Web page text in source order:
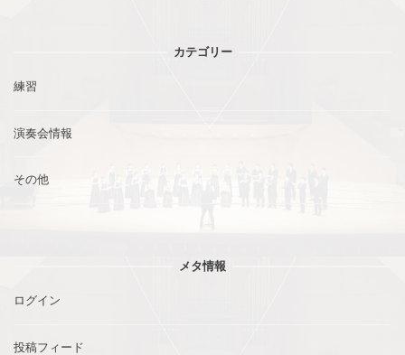
カテゴリー
練習
演奏会情報
その他
メタ情報
ログイン
投稿フィード